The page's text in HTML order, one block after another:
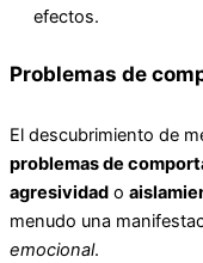
efectos.
Problemas de
El descubrimiento de
problemas de
agresividad o
menudo una
emocional.